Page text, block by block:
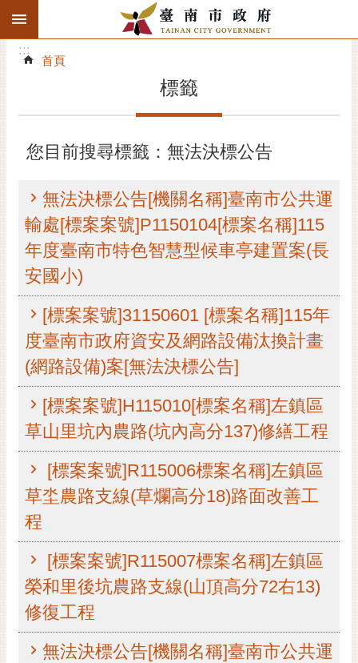
跳到主要內容區塊
搜
階
精彩府城
市府團隊
主題服務
市政資訊
市民互動
螢
泉
網
站
:::
:::
首頁
標籤
您目前搜尋標籤：無法決標公告
無法決標公告[機關名稱]臺南市公共運
輸處[標案案號]P1150104[標案名稱]115
年度臺南市特色智慧型候車亭建置案(長
安國小)
[標案案號]31150601 [標案名稱]115年
度臺南市政府資安及網路設備汰換計畫
(網路設備)案[無法決標公告]
[標案案號]H115010[標案名稱]左鎮區
草山里坑內農路(坑內高分137)修繕工程
[標案案號]R115006標案名稱]左鎮區
草坔農路支線(草爛高分18)路面改善工
程
[標案案號]R115007標案名稱]左鎮區
榮和里後坑農路支線(山頂高分72右13)
修復工程
無法決標公告[機關名稱]臺南市公共運